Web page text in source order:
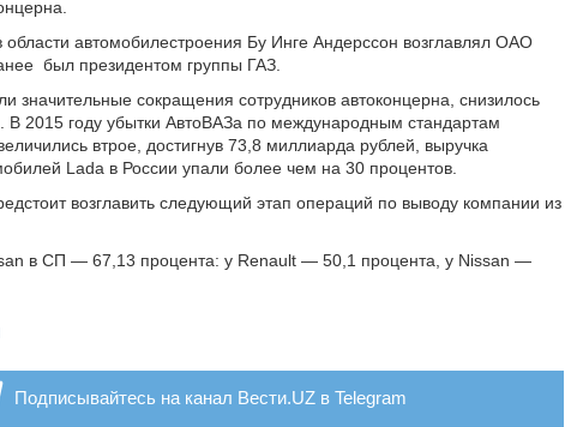
автомобилестроения Бу Инге Андерссон возглавлял ОАО
был президентом группы ГАЗ.
значительные сокращения сотрудников автоконцерна, снизилось
В 2015 году убытки АвтоВАЗа по международным стандартам
втрое, достигнув 73,8 миллиарда рублей, выручка
Lada в России упали более чем на 30 процентов.
возглавить следующий этап операций по выводу компании из
в СП — 67,13 процента: у Renault — 50,1 процента, у Nissan —
Подписывайтесь на канал Вести.UZ в Telegram